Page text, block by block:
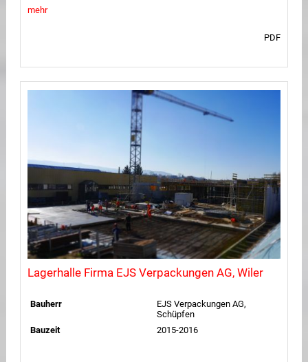
mehr
PDF
Lagerhalle Firma EJS Verpackungen AG, Wiler
Bauherr
EJS Verpackungen AG,
Schüpfen
Bauzeit
2015-2016